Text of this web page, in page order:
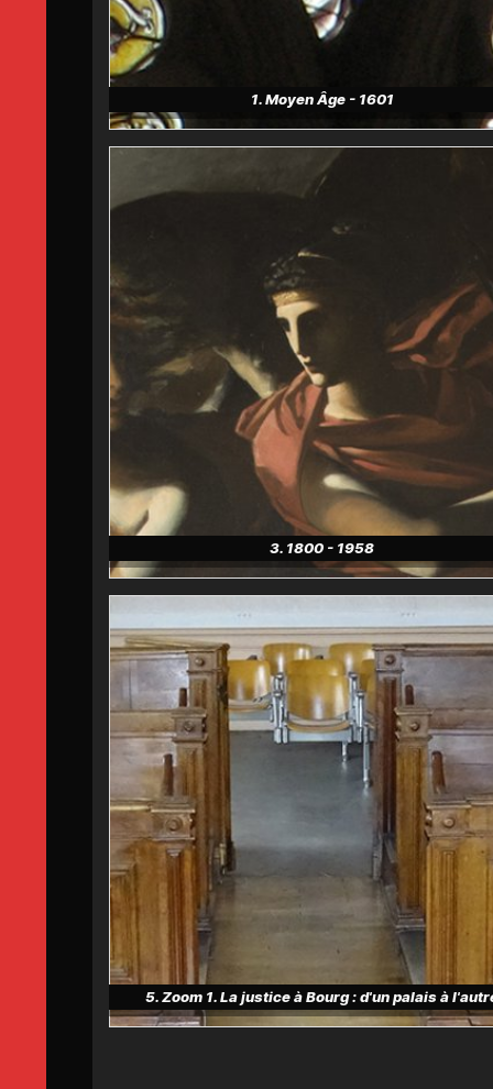
1. Moyen Âge - 1601
3. 1800 - 1958
5. Zoom 1. La justice à Bourg : d'un palais à